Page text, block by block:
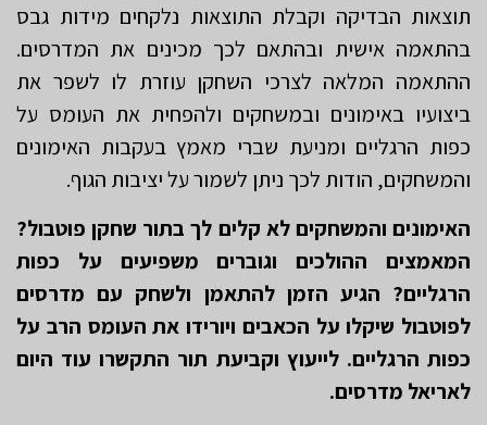
תוצאות הבדיקה וקבלת התוצאות נלקחים מידות גבס
בהתאמה אישית ובהתאם לכך מכינים את המדרסים.
ההתאמה המלאה לצרכי השחקן עוזרת לו לשפר את
ביצועיו באימונים ובמשחקים ולהפחית את העומס על
כפות הרגליים ומניעת שברי מאמץ בעקבות האימונים
והמשחקים, הודות לכך ניתן לשמור על יציבות הגוף.
האימונים והמשחקים לא קלים לך בתור שחקן פוטבול?
המאמצים ההולכים וגוברים משפיעים על כפות
הרגליים? הגיע הזמן להתאמן ולשחק עם מדרסים
לפוטבול שיקלו על הכאבים ויורידו את העומס הרב על
כפות הרגליים. לייעוץ וקביעת תור התקשרו עוד היום
לאריאל מדרסים.